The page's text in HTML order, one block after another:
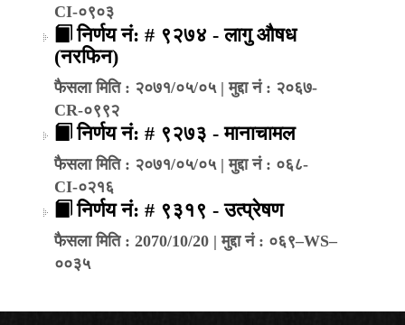
CI-०९०३
निर्णय नं: # ९२७४ - लागु औषध
(नरफिन)
फैसला मिति : २०७१/०५/०५ | मुद्दा नं : २०६७-
CR-०९९२
निर्णय नं: # ९२७३ - मानाचामल
फैसला मिति : २०७१/०५/०५ | मुद्दा नं : ०६८-
CI-०२१६
निर्णय नं: # ९३१९ - उत्प्रेषण
फैसला मिति : 2070/10/20 | मुद्दा नं : ०६९–WS–
००३५